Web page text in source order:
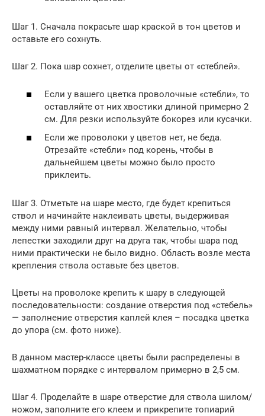
Шаг 1. Сначала покрасьте шар краской в тон цветов и
оставьте его сохнуть.
Шаг 2. Пока шар сохнет, отделите цветы от «стеблей».
Если у вашего цветка проволочные «стебли», то
оставляйте от них хвостики длиной примерно 2
см. Для резки используйте бокорез или кусачки.
Если же проволоки у цветов нет, не беда.
Отрезайте «стебли» под корень, чтобы в
дальнейшем цветы можно было просто
приклеить.
Шаг 3. Отметьте на шаре место, где будет крепиться
ствол и начинайте наклеивать цветы, выдерживая
между ними равный интервал. Желательно, чтобы
лепестки заходили друг на друга так, чтобы шара под
ними практически не было видно. Область возле места
крепления ствола оставьте без цветов.
Цветы на проволоке крепить к шару в следующей
последовательности: создание отверстия под «стебель»
— заполнение отверстия каплей клея – посадка цветка
до упора (см. фото ниже).
В данном мастер-классе цветы были распределены в
шахматном порядке с интервалом примерно в 2,5 см.
Шаг 4. Проделайте в шаре отверстие для ствола шилом/
ножом, заполните его клеем и прикрепите топиарий